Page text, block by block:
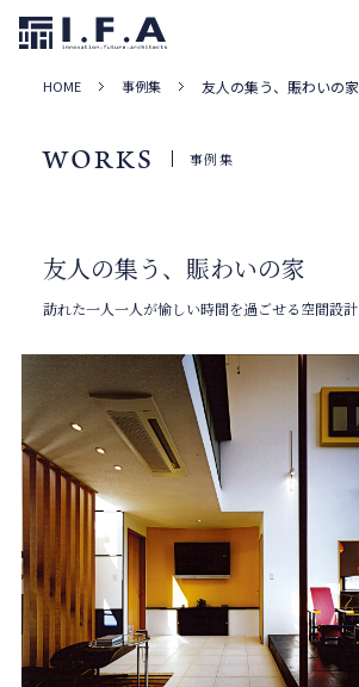
HOME 事例集 友人の集う、賑わいの家
WORKS 事例集
友人の集う、賑わいの家
訪れた一人一人が愉しい時間を過ごせる空間設計